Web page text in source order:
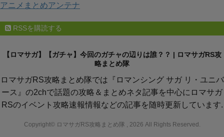
アニメまとめアンテナ
RSSを購読する
【ロマサガ】【ガチャ】今回のガチャの辺りは誰？？ | ロマサガRS攻
略まとめ隊
ロマサガRS攻略まとめ隊では『ロマンシング サガ リ・ユニバ
ース』の2chで話題の攻略＆まとめネタ記事を中心にロマサガ
RSのイベント攻略速報情報などの記事を随時更新しています.
Copyright© ロマサガRS攻略まとめ隊 , 2026 All Rights Reserved.